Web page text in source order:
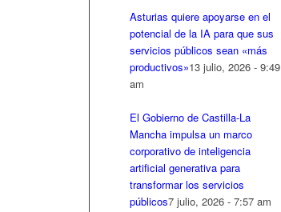
Asturias quiere apoyarse en el
potencial de la IA para que sus
servicios públicos sean «más
productivos»13 julio, 2026 - 9:49
am
El Gobierno de Castilla-La
Mancha impulsa un marco
corporativo de inteligencia
artificial generativa para
transformar los servicios
públicos7 julio, 2026 - 7:57 am